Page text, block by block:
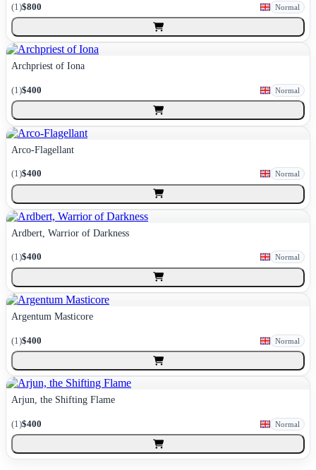
(1)$800 Normal
Archpriest of Iona
(1)$400 Normal
Arco-Flagellant
(1)$400 Normal
Ardbert, Warrior of Darkness
(1)$400 Normal
Argentum Masticore
(1)$400 Normal
Arjun, the Shifting Flame
(1)$400 Normal